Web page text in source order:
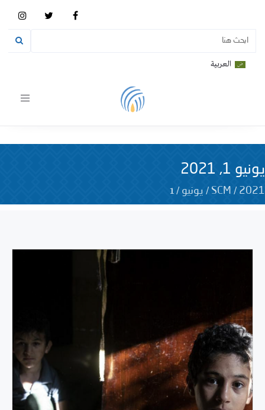
العربية
Toggle
يونيو 1, 2021
SCM / 2021
/ يونيو /
1